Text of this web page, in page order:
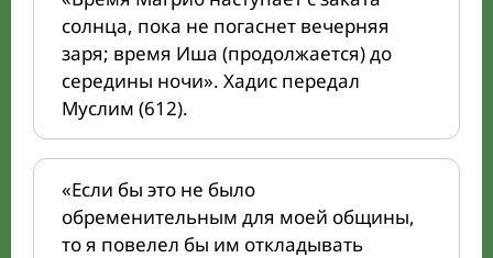
солнца, пока не погаснет вечерняя
заря; время Иша (продолжается) до
середины ночи». Хадис передал
Муслим (612).
«Если бы это не было
обременительным для моей общины,
то я повелел бы им откладывать